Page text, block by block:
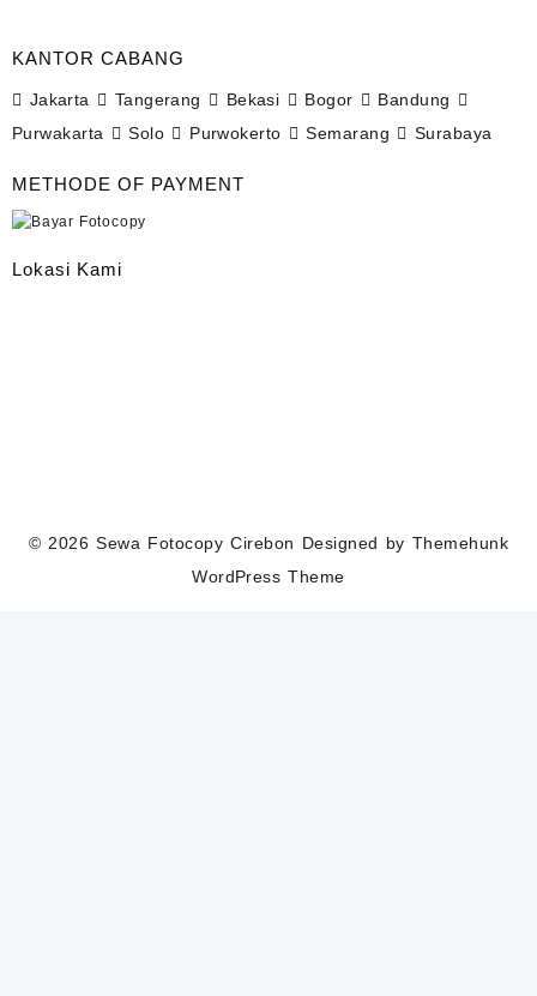
KANTOR CABANG
Jakarta Tangerang Bekasi Bogor
Bandung
Purwakarta
Solo Purwokerto Semarang Surabaya
METHODE OF PAYMENT
Lokasi Kami
© 2026Sewa Fotocopy Cirebon Designed by Themehunk
WordPress Theme